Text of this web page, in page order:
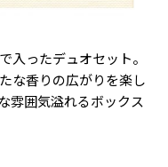
入ったデュオセット。
な香りの広がりを楽し
雰囲気溢れるボックス